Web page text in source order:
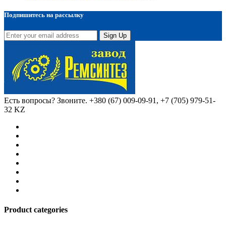
Подпишитесь на рассылку
Sign Up
Есть вопросы? Звоните. +380 (67) 009-09-91, +7 (705) 979-51-
32 KZ
Product categories